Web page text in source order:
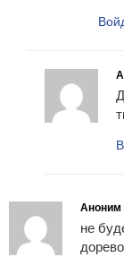
Аноним
не